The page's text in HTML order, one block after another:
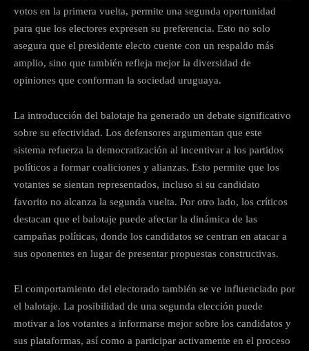
votos en la primera vuelta, permite una segunda oportunidad
para que los electores expresen su preferencia. Esto no solo
asegura que el presidente electo cuente con un respaldo más
amplio, sino que también refleja mejor la diversidad de
opiniones que conforman la sociedad uruguaya.
La introducción del balotaje ha generado un debate significativo
sobre su efectividad. Los defensores argumentan que este
sistema refuerza la democratización al incentivar a los partidos
políticos a formar coaliciones y alianzas. Esto permite que los
votantes se sientan representados, incluso si su candidato
favorito no alcanza la segunda vuelta. Por otro lado, los críticos
destacan que el balotaje puede afectar la dinámica de las
campañas políticas, donde los candidatos se centran en atacar a
sus oponentes en lugar de presentar propuestas constructivas.
El comportamiento del electorado también se ve influenciado por
el balotaje. La posibilidad de una segunda elección puede
motivar a los votantes a informarse mejor sobre los candidatos y
sus plataformas, así como a participar activamente en el proceso